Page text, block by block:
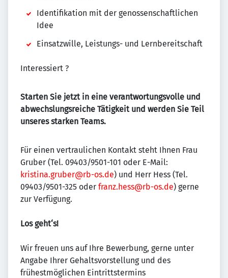
Identifikation mit der genossenschaftlichen
Idee
Einsatzwille, Leistungs- und Lernbereitschaft
Interessiert ?
Starten Sie jetzt in eine verantwortungsvolle und
abwechslungsreiche Tätigkeit und werden Sie Teil
unseres starken Teams.
Für einen vertraulichen Kontakt steht Ihnen Frau
Gruber (Tel. 09403/9501-101 oder E-Mail:
kristina.gruber@rb-os.de) und Herr Hess (Tel.
09403/9501-325 oder franz.hess@rb-os.de) gerne
zur Verfügung.
Los geht‘s!
Wir freuen uns auf Ihre Bewerbung, gerne unter
Angabe Ihrer Gehaltsvorstellung und des
frühestmöglichen Eintrittstermins